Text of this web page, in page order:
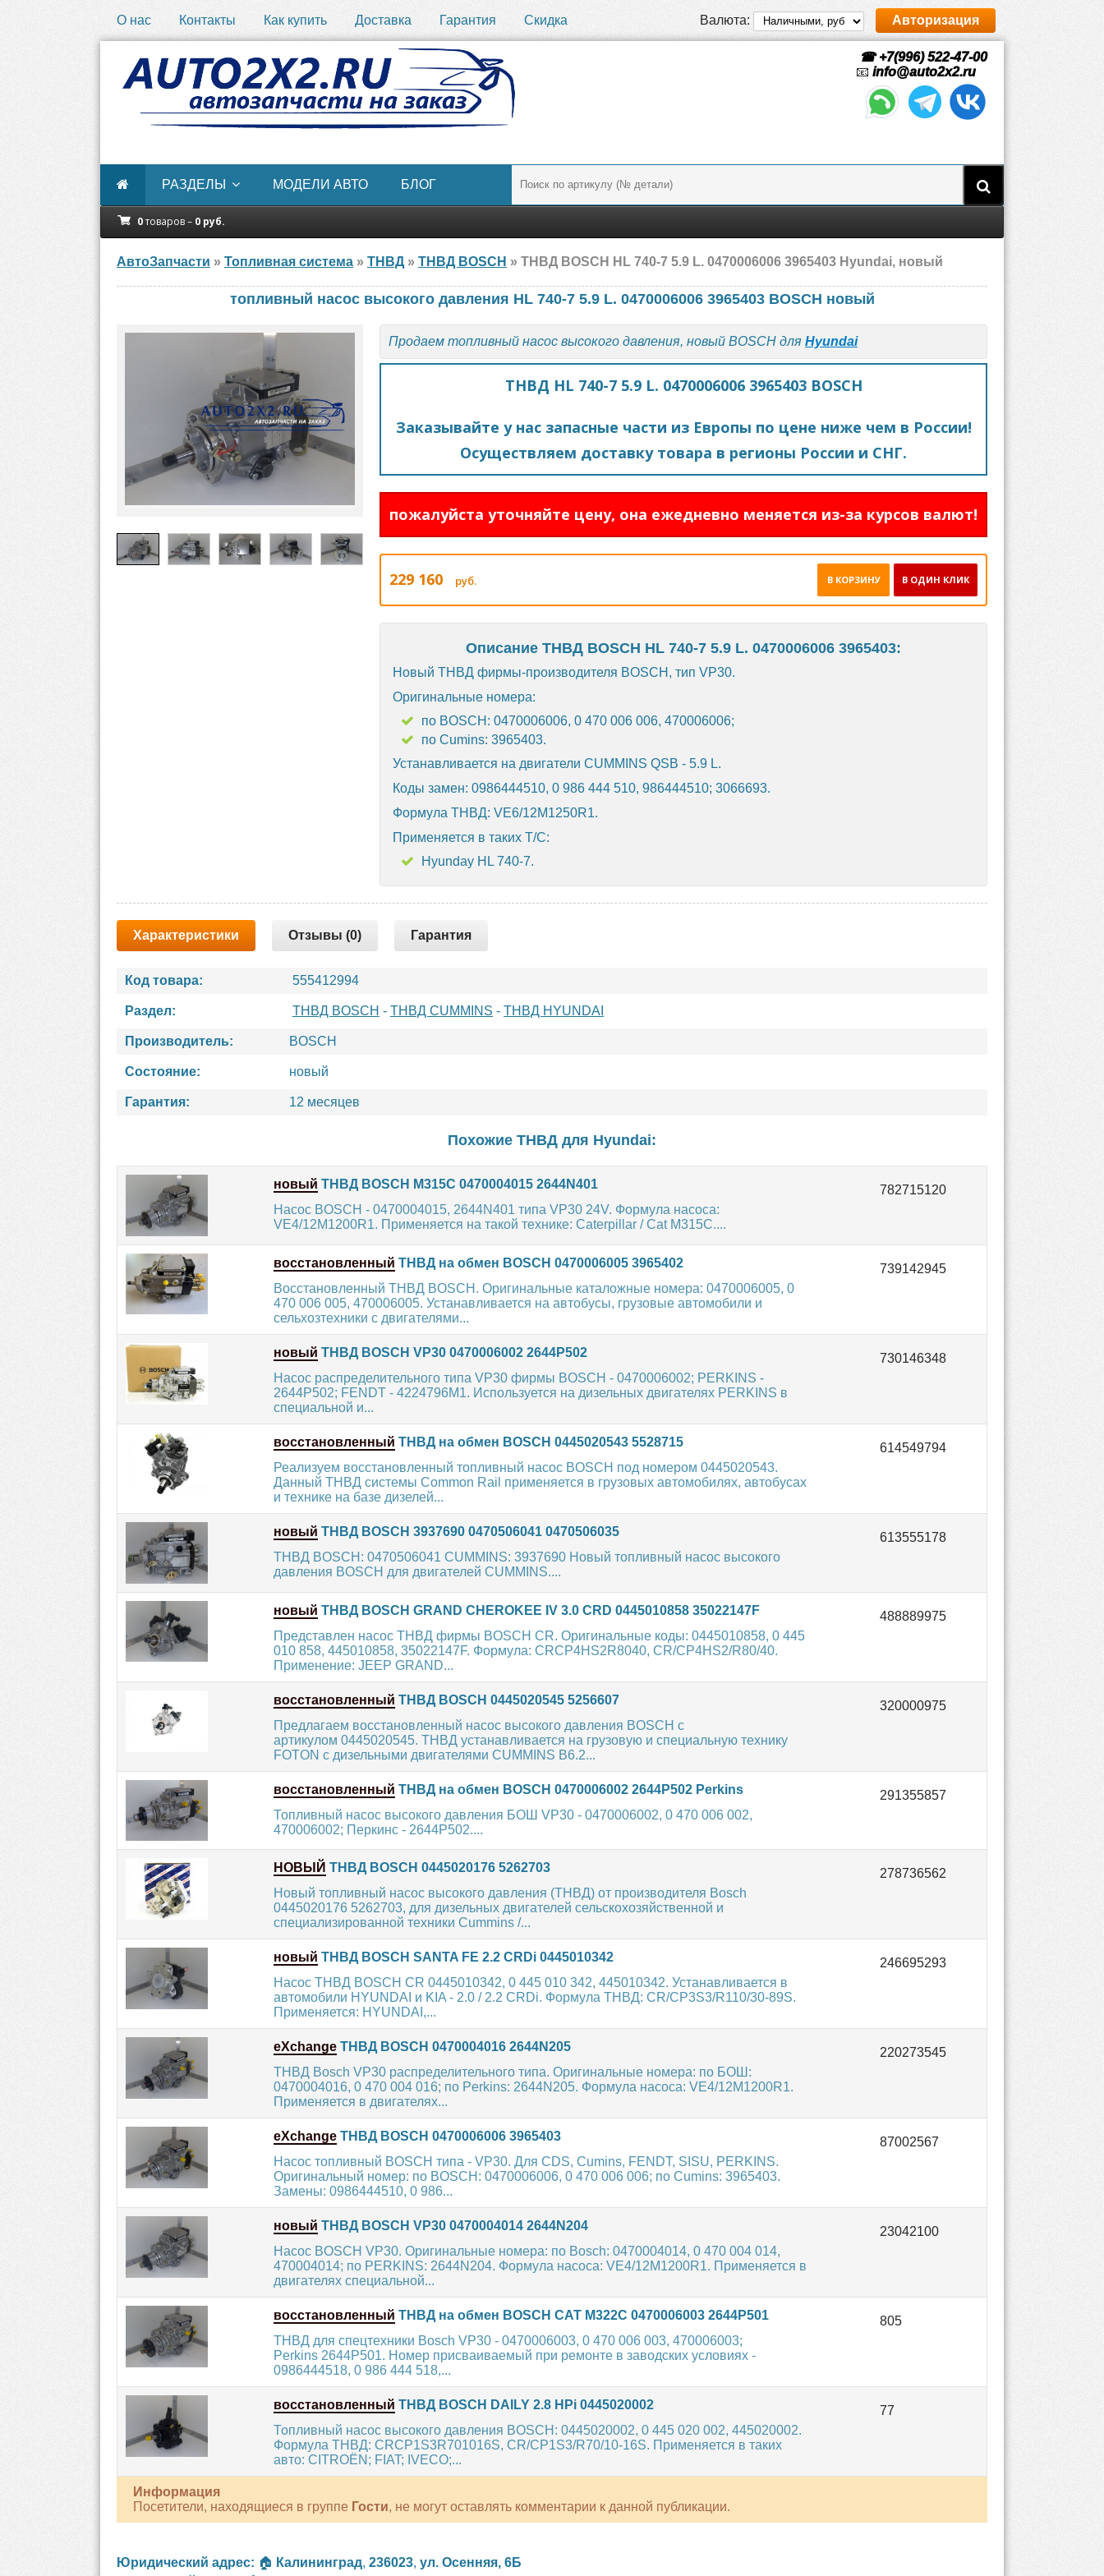
О нас Контакты Как купить Доставка Гарантия Скидка Валюта: Авторизация
☎ +7(996) 522-47-00
📧 info@auto2x2.ru
РАЗДЕЛЫ МОДЕЛИ АВТО БЛОГ
0товаров – 0 руб.
АвтоЗапчасти » Топливная система » ТНВД » ТНВД BOSCH » ТНВД BOSCH HL 740-7 5.9 L. 0470006006 3965403 Hyundai, новый
топливный насос высокого давления HL 740-7 5.9 L. 0470006006 3965403 BOSCH новый
Продаем топливный насос высокого давления, новый BOSCH для Hyundai
ТНВД HL 740-7 5.9 L. 0470006006 3965403 BOSCH
Заказывайте у нас запасные части из Европы по цене ниже чем в России!
Осуществляем доставку товара в регионы России и СНГ.
пожалуйста уточняйте цену, она ежедневно меняется из-за курсов валют!
229 160 руб. В ОДИН КЛИК
В КОРЗИНУ
Описание ТНВД BOSCH HL 740-7 5.9 L. 0470006006 3965403:
Новый ТНВД фирмы-производителя BOSCH, тип VP30.
Оригинальные номера:
по BOSCH: 0470006006, 0 470 006 006, 470006006;
по Cumins: 3965403.
Устанавливается на двигатели CUMMINS QSB - 5.9 L.
Коды замен: 0986444510, 0 986 444 510, 986444510; 3066693.
Формула ТНВД: VE6/12M1250R1.
Применяется в таких Т/С:
Hyunday HL 740-7.
Характеристики Отзывы (0) Гарантия
Код товара: 555412994
Раздел: ТНВД BOSCH - ТНВД CUMMINS - ТНВД HYUNDAI
Производитель: BOSCH
Состояние: новый
Гарантия: 12 месяцев
Похожие ТНВД для Hyundai:
новый ТНВД BOSCH M315C 0470004015 2644N401
Насос BOSCH - 0470004015, 2644N401 типа VP30 24V. Формула насоса:
VE4/12M1200R1. Применяется на такой технике: Caterpillar / Cat M315C....
восстановленный ТНВД на обмен BOSCH 0470006005 3965402
Восстановленный ТНВД BOSCH. Оригинальные каталожные номера: 0470006005, 0
470 006 005, 470006005. Устанавливается на автобусы, грузовые автомобили и
сельхозтехники с двигателями...
новый ТНВД BOSCH VP30 0470006002 2644P502
Насос распределительного типа VP30 фирмы BOSCH - 0470006002; PERKINS -
2644P502; FENDT - 4224796M1. Используется на дизельных двигателях PERKINS в
специальной и...
восстановленный ТНВД на обмен BOSCH 0445020543 5528715
Реализуем восстановленный топливный насос BOSCH под номером 0445020543.
Данный ТНВД системы Common Rail применяется в грузовых автомобилях, автобусах
и технике на базе дизелей...
новый ТНВД BOSCH 3937690 0470506041 0470506035
ТНВД BOSCH: 0470506041 CUMMINS: 3937690 Новый топливный насос высокого
давления BOSCH для двигателей CUMMINS....
новый ТНВД BOSCH GRAND CHEROKEE IV 3.0 CRD 0445010858 35022147F
Представлен насос ТНВД фирмы BOSCH CR. Оригинальные коды: 0445010858, 0 445
010 858, 445010858, 35022147F. Формула: CRCP4HS2R8040, CR/CP4HS2/R80/40.
Применение: JEEP GRAND...
восстановленный ТНВД BOSCH 0445020545 5256607
Предлагаем восстановленный насос высокого давления BOSCH с
артикулом 0445020545. ТНВД устанавливается на грузовую и специальную технику
FOTON с дизельными двигателями CUMMINS B6.2...
восстановленный ТНВД на обмен BOSCH 0470006002 2644P502 Perkins
Топливный насос высокого давления БОШ VP30 - 0470006002, 0 470 006 002,
470006002; Перкинс - 2644P502....
НОВЫЙ ТНВД BOSCH 0445020176 5262703
Новый топливный насос высокого давления (ТНВД) от производителя Bosch
0445020176 5262703, для дизельных двигателей сельскохозяйственной и
специализированной техники Cummins /...
новый ТНВД BOSCH SANTA FE 2.2 CRDi 0445010342
Насос ТНВД BOSCH CR 0445010342, 0 445 010 342, 445010342. Устанавливается в
автомобили HYUNDAI и KIA - 2.0 / 2.2 CRDi. Формула ТНВД: CR/CP3S3/R110/30-89S.
Применяется: HYUNDAI,...
eXchange ТНВД BOSCH 0470004016 2644N205
ТНВД Bosch VP30 распределительного типа. Оригинальные номера: по БОШ:
0470004016, 0 470 004 016; по Perkins: 2644N205. Формула насоса: VE4/12M1200R1.
Применяется в двигателях...
eXchange ТНВД BOSCH 0470006006 3965403
Насос топливный BOSCH типа - VP30. Для CDS, Cumins, FENDT, SISU, PERKINS.
Оригинальный номер: по BOSCH: 0470006006, 0 470 006 006; по Cumins: 3965403.
Замены: 0986444510, 0 986...
новый ТНВД BOSCH VP30 0470004014 2644N204
Насос BOSCH VP30. Оригинальные номера: по Bosch: 0470004014, 0 470 004 014,
470004014; по PERKINS: 2644N204. Формула насоса: VE4/12M1200R1. Применяется в
двигателях специальной...
восстановленный ТНВД на обмен BOSCH CAT M322C 0470006003 2644P501
ТНВД для спецтехники Bosch VP30 - 0470006003, 0 470 006 003, 470006003;
Perkins 2644P501. Номер присваиваемый при ремонте в заводских условиях -
0986444518, 0 986 444 518,...
восстановленный ТНВД BOSCH DAILY 2.8 HPi 0445020002
Топливный насос высокого давления BOSCH: 0445020002, 0 445 020 002, 445020002.
Формула ТНВД: CRCP1S3R701016S, CR/CP1S3/R70/10-16S. Применяется в таких
авто: CITROËN; FIAT; IVECO;...
Информация
Посетители, находящиеся в группе Гости, не могут оставлять комментарии к данной публикации.
Юридический адрес: 🏠 Калининград, 236023, ул. Осенняя, 6Б